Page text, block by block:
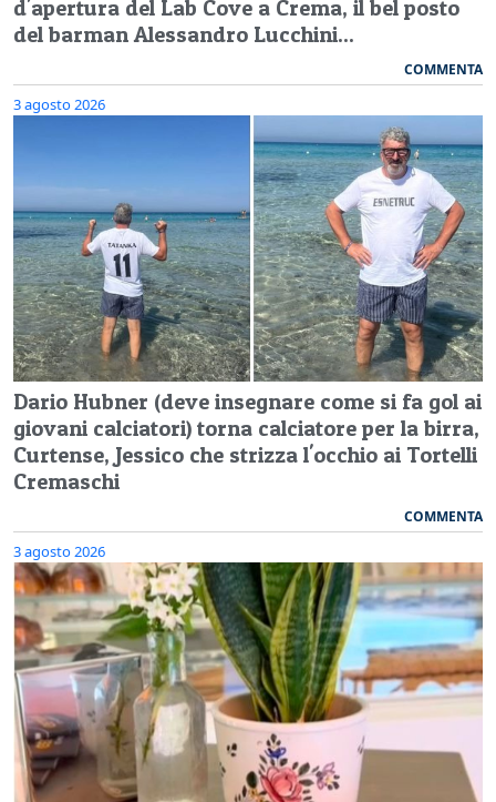
d'apertura del Lab Cove a Crema, il bel posto
del barman Alessandro Lucchini...
COMMENTA
3 agosto 2026
Dario Hubner (deve insegnare come si fa gol ai
giovani calciatori) torna calciatore per la birra,
Curtense, Jessico che strizza l'occhio ai Tortelli
Cremaschi
COMMENTA
3 agosto 2026